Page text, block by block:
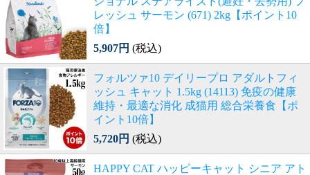
レッシュ サーモン (671) 2kg【ポイント10
倍】
5,907円 (税込)
フォルツァ10 デイリープロ アダルトフィ
ッシュ キャット 1.5kg (14113) 免疫の健康
維持・最適な消化 成猫用 総合栄養食【ポ
イント10倍】
5,720円 (税込)
HAPPY CAT ハッピーキャット シニア アト